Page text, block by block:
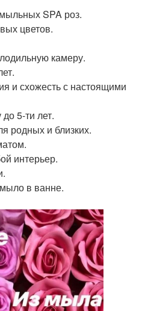
SPA роз.
цветов.
камеру.
и схожесть с настоящими
5-ти лет.
родных и близких.
интерьер.
в ванне.